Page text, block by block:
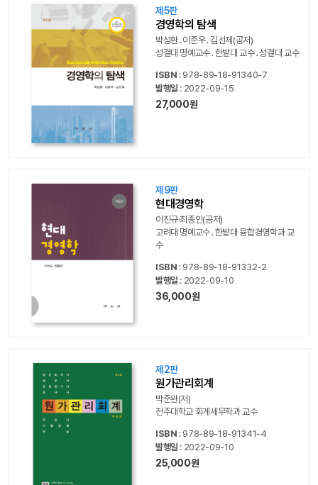
제5판
경영학의 탐색
박성환․이준우․김선제(공저)
성결대 명예교수․한밭대 교수․성결대 교수
ISBN : 978-89-18-91340-7
발행일 : 2022-09-15
27,000원
제9판
현대경영학
이진규·최종인(공저)
고려대 명예교수․한밭대 융합경영학과 교
수
ISBN : 978-89-18-91332-2
발행일 : 2022-09-10
36,000원
제2판
원가관리회계
박준완(저)
전주대학교 회계세무학과 교수
ISBN : 978-89-18-91341-4
발행일 : 2022-09-10
25,000원